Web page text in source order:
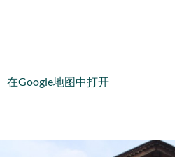
在Google地图中打开